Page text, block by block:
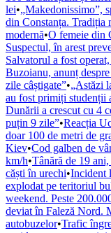
lei•„Makedonissimo”,
din Constanța. Tradiția
modernă•O femeie din
Suspectul, în arest
Salvatorul a fost
Buzoianu, anunț
zile câștigate”•„Astăzi
au fost primiți studenții
Dunării a crescut cu 4
puțin 9 zile”•Reacția
doar 100 de metri de
Kiev•Cod galben de
km/h•Tânără de 19
căști în urechi•Incident
explodat pe teritoriul
weekend. Peste
deviat în Faleză Nord.
autobuzelor•Trafic